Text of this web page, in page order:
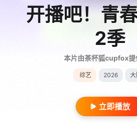
开播吧！青
2季
本片由茶杯狐cupfox提
综艺 2026
立即播放